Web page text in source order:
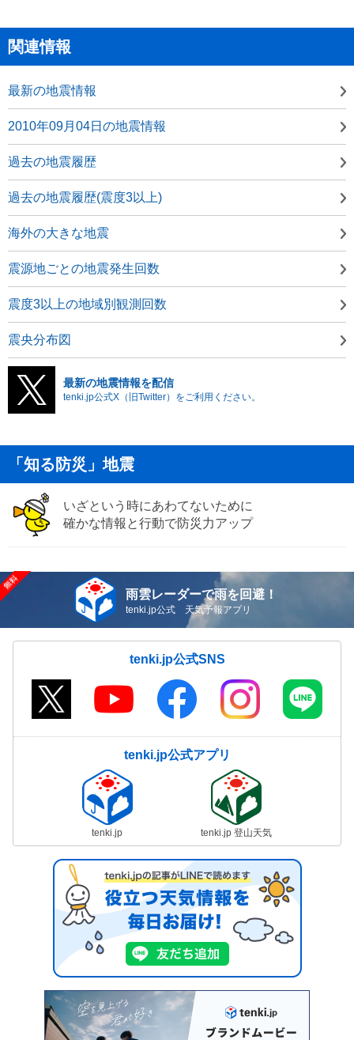
関連情報
最新の地震情報
2010年09月04日の地震情報
過去の地震履歴
過去の地震履歴(震度3以上)
海外の大きな地震
震源地ごとの地震発生回数
震度3以上の地域別観測回数
震央分布図
最新の地震情報を配信
tenki.jp公式X（旧Twitter）をご利用ください。
「知る防災」地震
いざという時にあわてないために
確かな情報と行動で防災力アップ
雨雲レーダーで雨を回避！
tenki.jp公式 天気予報アプリ
tenki.jp公式SNS
tenki.jp公式アプリ
tenki.jp tenki.jp 登山天気